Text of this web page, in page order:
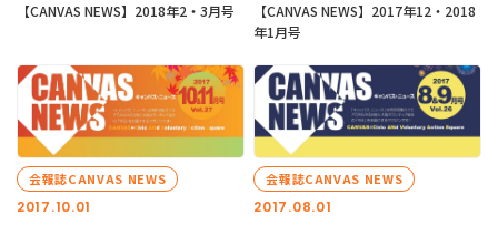
【CANVAS NEWS】2018年2・3月号
【CANVAS NEWS】2017年12・2018
年1月号
2017.10.01
会報誌CANVAS NEWS
2017.08.01
会報誌CANVAS NEWS